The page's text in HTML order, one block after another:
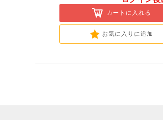
カートに入れる
お気に入りに追加